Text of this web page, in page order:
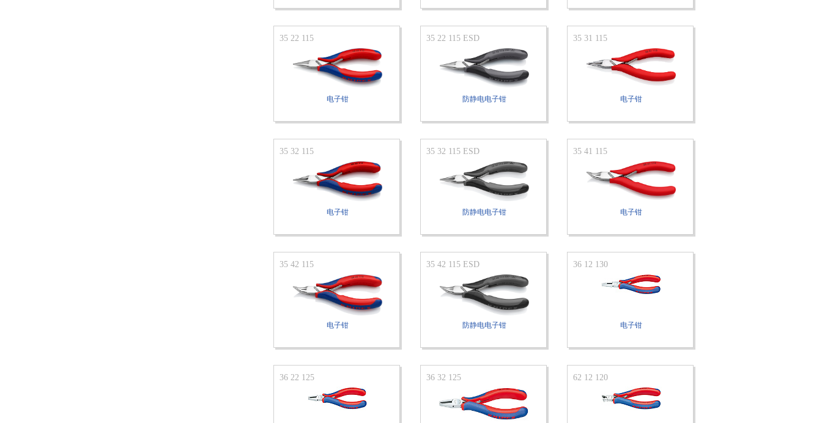
35 22 115
电子钳
35 22 115 ESD
防静电电子钳
35 31 115
电子钳
35 32 115
电子钳
35 32 115 ESD
防静电电子钳
35 41 115
电子钳
35 42 115
电子钳
35 42 115 ESD
防静电电子钳
36 12 130
电子钳
36 22 125 36 32 125 62 12 120